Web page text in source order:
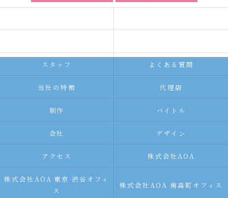
スタッフ よくある質問
当社の特徴 代理店
制作 バイトル
会社 デザイン
アクセス 株式会社AOA
株式会社AOA 東京 渋谷オフィ
ス
株式会社AOA 南森町オフィス